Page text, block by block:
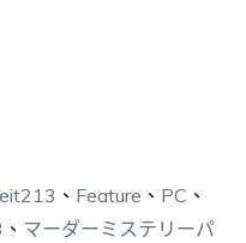
、 Feature 、 PC 、
、 マーダーミステリーパ